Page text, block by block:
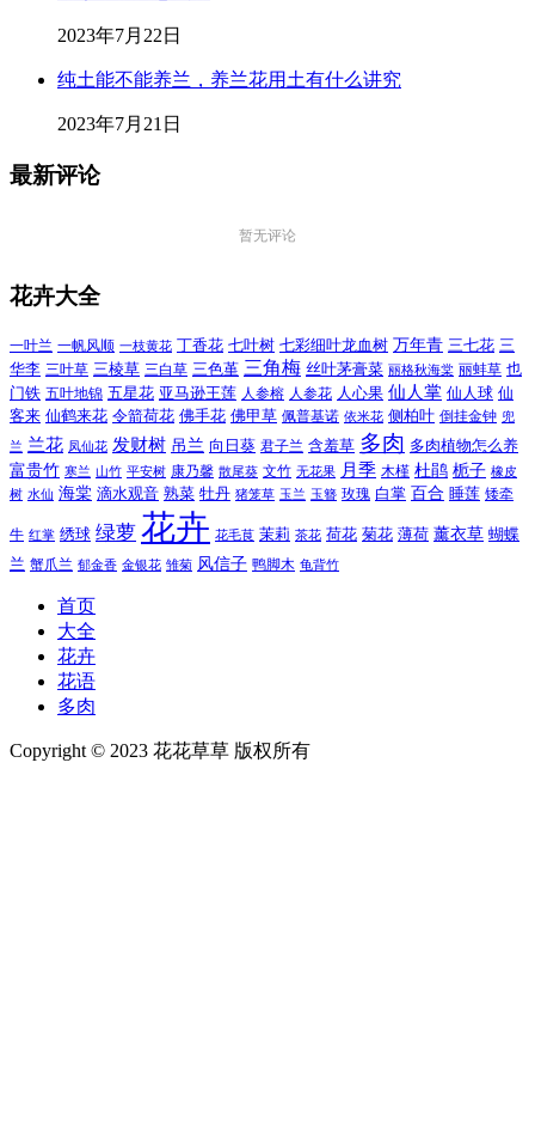
2023年7月22日
纯土能不能养兰，养兰花用土有什么讲究
2023年7月21日
最新评论
暂无评论
花卉大全
一叶兰 一帆风顺 一枝黄花 丁香花 七叶树 七彩细叶龙血树 万年青 三七花 三
华李 三叶草 三棱草 三白草 三色堇 三角梅 丝叶茅膏菜 丽格秋海棠 丽蚌草 也
门铁 五叶地锦 五星花 亚马逊王莲 人参榕 人参花 人心果 仙人掌 仙人球 仙
客来 仙鹤来花 令箭荷花 佛手花 佛甲草 佩普基诺 依米花 侧柏叶 倒挂金钟 兜
兰 兰花 凤仙花 发财树 吊兰 向日葵 君子兰 含羞草 多肉 多肉植物怎么养
富贵竹 寒兰 山竹 平安树 康乃馨 散尾葵 文竹 无花果 月季 木槿 杜鹃 栀子 橡皮
树 水仙 海棠 滴水观音 熟菜 牡丹 猪笼草 玉兰 玉簪 玫瑰 白掌 百合 睡莲 矮牵
牛 红掌 绣球 绿萝 花卉 花毛茛 茉莉 茶花 荷花 菊花 薄荷 薰衣草 蝴蝶
兰 蟹爪兰 郁金香 金银花 雏菊 风信子 鸭脚木 龟背竹
首页
大全
花卉
花语
多肉
Copyright © 2023 花花草草 版权所有